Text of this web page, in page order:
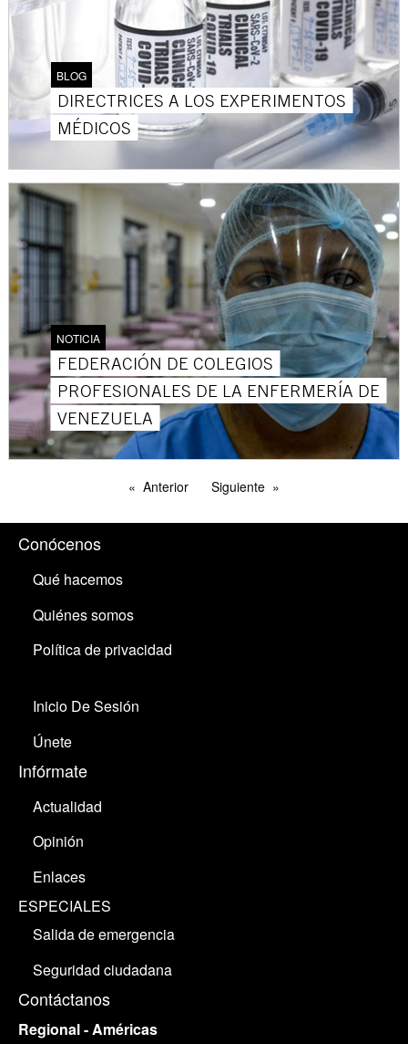
BLOG
DIRECTRICES A LOS EXPERIMENTOS
MÉDICOS
NOTICIA
FEDERACIÓN DE COLEGIOS
PROFESIONALES DE LA ENFERMERÍA DE
VENEZUELA
Anterior Siguiente
Conócenos
Qué hacemos
Quiénes somos
Política de privacidad
Inicio De Sesión
Únete
Infórmate
Actualidad
Opinión
Enlaces
ESPECIALES
Salida de emergencia
Seguridad ciudadana
Contáctanos
Regional - Américas